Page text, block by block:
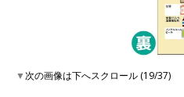
▼次の画像は下へスクロール (19/37)